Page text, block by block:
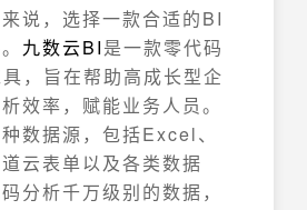
说，选择一款合适的BI
九数云BI是一款零代码
，旨在帮助高成长型企
效率，赋能业务人员。
数据源，包括Excel、
云表单以及各类数据
分析千万级别的数据，